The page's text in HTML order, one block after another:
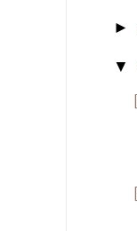
►
▼